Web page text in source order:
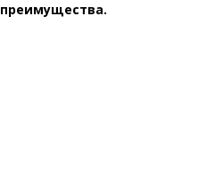
преимущества.